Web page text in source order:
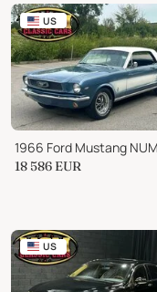
US
18 586 EUR
US